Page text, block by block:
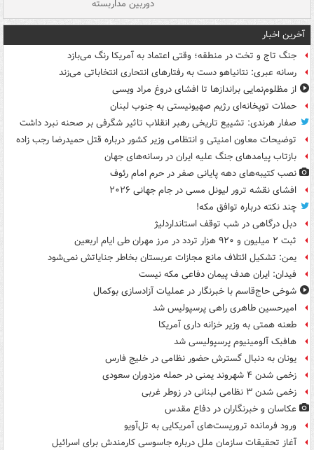
دوربین مداربسته
آخرین اخبار
جنگ تاج و تخت در منطقه؛ وقتی اعتماد به آمریکا رنگ می‌بازد
رسانه عبری: نتانیاهو دست به رفتارهای انتحاری انتخاباتی می‌زند
از مظلوم‌نمایی براندازها تا افشای دروغ مراد ویسی
حملات توپخانه‌ای رژیم صهیونیستی به جنوب لبنان
صفار هرندی: تشییع تاریخی رهبر انقلاب تاثیر شگرفی بر صحنه نبرد داشت
توضیحات معاون امنیتی و انتظامی وزیر کشور درباره قتل حمیدرضا رجب زاده
بازتاب پیامدهای جنگ علیه ایران در رسانه‌های جهان
نصب کتیبه‌های دهه پایانی صفر در حرم امام رئوف
افشای نقشه ترور لیونل مسی در جام جهانی ۲۰۲۶
چند نکته درباره توافق مکه!
دبل درگاهی در شب توقف استانداردلیژ
ثبت ۲ میلیون و ۹۲۰ هزار تردد در مرز مهران طی ایام اربعین
یمن: تشکیل ائتلاف مانع مجازات عربستان بخاطر جنایاتش نمی‌شود
فیدان: ایران هدف پیمان دفاعی مکه نیست
شوخی حاج‌قاسم با خبرنگار در عملیات آزادسازی بوکمال
امیرحسین طاهری راهی پرسپولیس شد
طعنه همتی به وزیر خزانه داری آمریکا
هافبک آلومینیوم پرسپولیسی شد
یونان به دنبال گسترش حضور نظامی در خلیج فارس
زخمی شدن ۴ شهروند یمنی در حمله مزدوران سعودی
زخمی شدن ۳ نظامی لبنانی در زوطر غربی
عکاسان و خبرنگاران در دفاع مقدس
ورود فرمانده تروریست‌های آمریکایی به تل‌آویو
آغاز تحقیقات سازمان ملل درباره جاسوسی کارمندش برای اسرائیل